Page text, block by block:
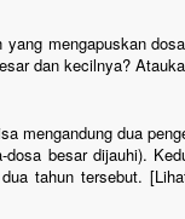
mengapuskan
dan kecilnya?
mengandung dua
besar dijauhi).
tahun tersebut.